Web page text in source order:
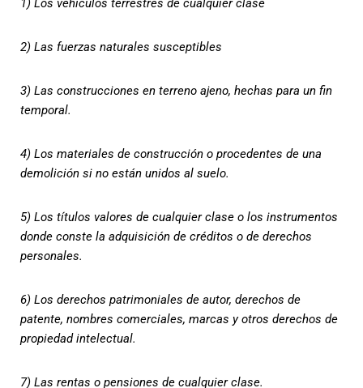
1) Los vehículos terrestres de cualquier clase
2) Las fuerzas naturales susceptibles
3) Las construcciones en terreno ajeno, hechas para un fin
temporal.
4) Los materiales de construcción o procedentes de una
demolición si no están unidos al suelo.
5) Los títulos valores de cualquier clase o los instrumentos
donde conste la adquisición de créditos o de derechos
personales.
6) Los derechos patrimoniales de autor, derechos de
patente, nombres comerciales, marcas y otros derechos de
propiedad intelectual.
7) Las rentas o pensiones de cualquier clase.